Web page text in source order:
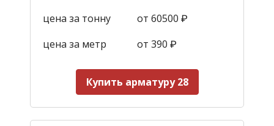
цена за тонну
от 60500 ₽
цена за метр
от 390 ₽
Купить арматуру 28